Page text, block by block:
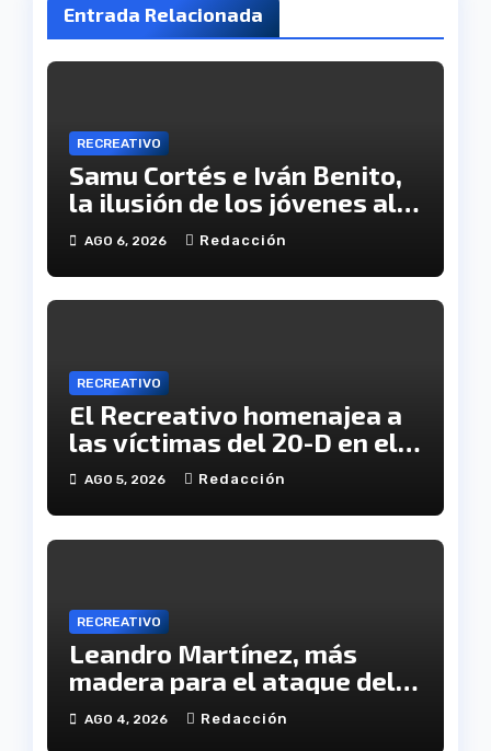
Entrada Relacionada
RECREATIVO
Samu Cortés e Iván Benito,
la ilusión de los jóvenes al
servicio del Decano
AGO 6, 2026 Redacción
RECREATIVO
El Recreativo homenajea a
las víctimas del 20-D en el
XX aniversario de la
AGO 5, 2026 Redacción
RECREATIVO
Leandro Martínez, más
madera para el ataque del
Decano
AGO 4, 2026 Redacción